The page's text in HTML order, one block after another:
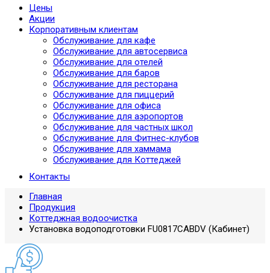
Цены
Акции
Корпоративным клиентам
Обслуживание для кафе
Обслуживание для автосервиса
Обслуживание для отелей
Обслуживание для баров
Обслуживание для ресторана
Обслуживание для пиццерий
Обслуживание для офиса
Обслуживание для аэропортов
Обслуживание для частных школ
Обслуживание для Фитнес-клубов
Обслуживание для хаммама
Обслуживание для Коттеджей
Контакты
Главная
Продукция
Коттеджная водоочистка
Установка водоподготовки FU0817CABDV (Кабинет)